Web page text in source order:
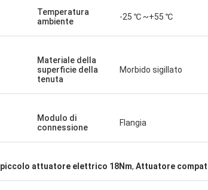
Temperatura
ambiente
-25 ℃ ~+55 ℃
Materiale della
superficie della
tenuta
Morbido sigillato
Modulo di
connessione
Flangia
piccolo attuatore elettrico 18Nm, Attuatore